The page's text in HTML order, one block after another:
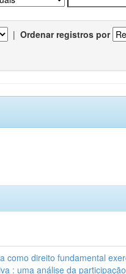
| Ordenar registros por
como direito fundamental
: uma análise da